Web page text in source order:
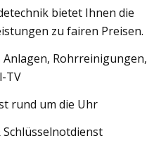
bietet Ihnen die
zu fairen Preisen.
Rohrreinigungen,
TV
rund um die Uhr
Schlüsselnotdienst